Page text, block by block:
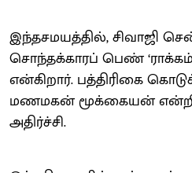
இந்தசமயத்தில், சிவாஜி
சொந்தக்காரப் பெண்
என்கிறார். பத்திரிகை
மணமகன் மூக்கையன்
அதிர்ச்சி.